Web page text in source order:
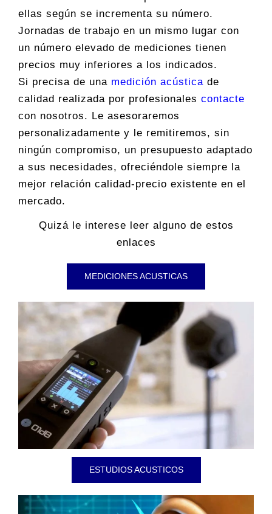
ellas según se incrementa su número.
Jornadas de trabajo en un mismo lugar con
un número elevado de mediciones tienen
precios muy inferiores a los indicados.
Si precisa de una medición acústicade
calidad realizada por profesionales contacte
con nosotros. Le asesoraremos
personalizadamente y le remitiremos, sin
ningún compromiso, un presupuesto adaptado
a sus necesidades, ofreciéndole siempre la
mejor relación calidad-precio existente en el
mercado.
Quizá le interese leer alguno de estos
enlaces
MEDICIONES ACUSTICAS
ESTUDIOS ACUSTICOS